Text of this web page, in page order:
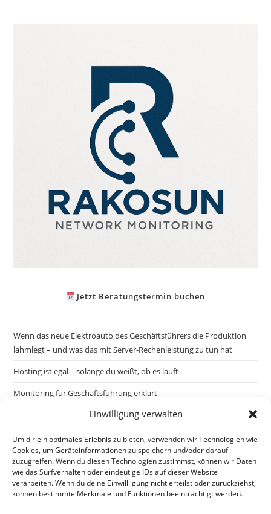
Einwilligung verwalten
Um dir ein optimales Erlebnis zu bieten, verwenden wir Technologien wie
Cookies, um Geräteinformationen zu speichern und/oder darauf
zuzugreifen. Wenn du diesen Technologien zustimmst, können wir Daten
wie das Surfverhalten oder eindeutige IDs auf dieser Website
verarbeiten. Wenn du deine Einwillligung nicht erteilst oder zurückziehst,
können bestimmte Merkmale und Funktionen beeinträchtigt werden.
Jetzt Beratungstermin buchen
Wenn das neue Elektroauto des Geschäftsführers die Produktion
lahmlegt – und was das mit Server-Rechenleistung zu tun hat
Hosting ist egal – solange du weißt, ob es läuft
Monitoring für Geschäftsführung erklärt